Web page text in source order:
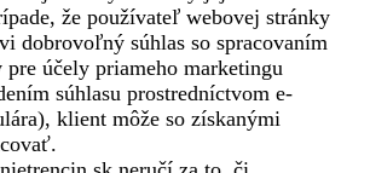
že používateľ webovej stránky
dobrovoľný súhlas so spracovaním
pre účely priameho marketingu
súhlasu prostredníctvom e-
klient môže so získanými